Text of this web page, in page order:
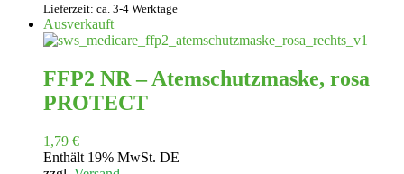
Lieferzeit: ca. 3-4 Werktage
Ausverkauft
FFP2 NR – Atemschutzmaske, rosa
PROTECT
1,79 €
Enthält 19% MwSt. DE